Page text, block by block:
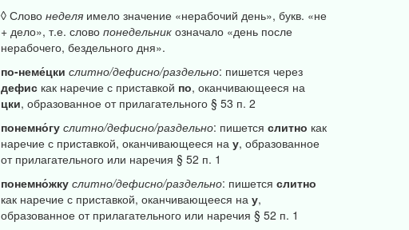
◊ Словонеделя имело значение «нерабочий день», букв. «не
+ дело», т.е. словопонедельник означало «день после
нерабочего, бездельного дня».
по-неме́цки слитно/дефисно/раздельно: пишется через
дефис как наречие с приставкой по, оканчивающееся на
цки, образованное от прилагательного § 53 п. 2
понемно́гу слитно/дефисно/раздельно: пишетсяслитно как
наречие с приставкой, оканчивающееся нау, образованное
от прилагательного или наречия § 52 п. 1
понемно́жку слитно/дефисно/раздельно: пишетсяслитно
как наречие с приставкой, оканчивающееся нау,
образованное от прилагательного или наречия § 52 п. 1